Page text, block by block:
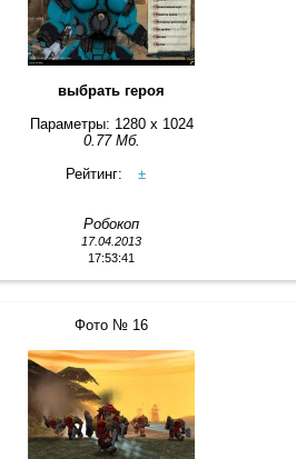
выбрать героя
Параметры: 1280 x 1024
0.77 Мб.
Рейтинг:
±
Робокоп
17.04.2013
17:53:41
Фото № 16